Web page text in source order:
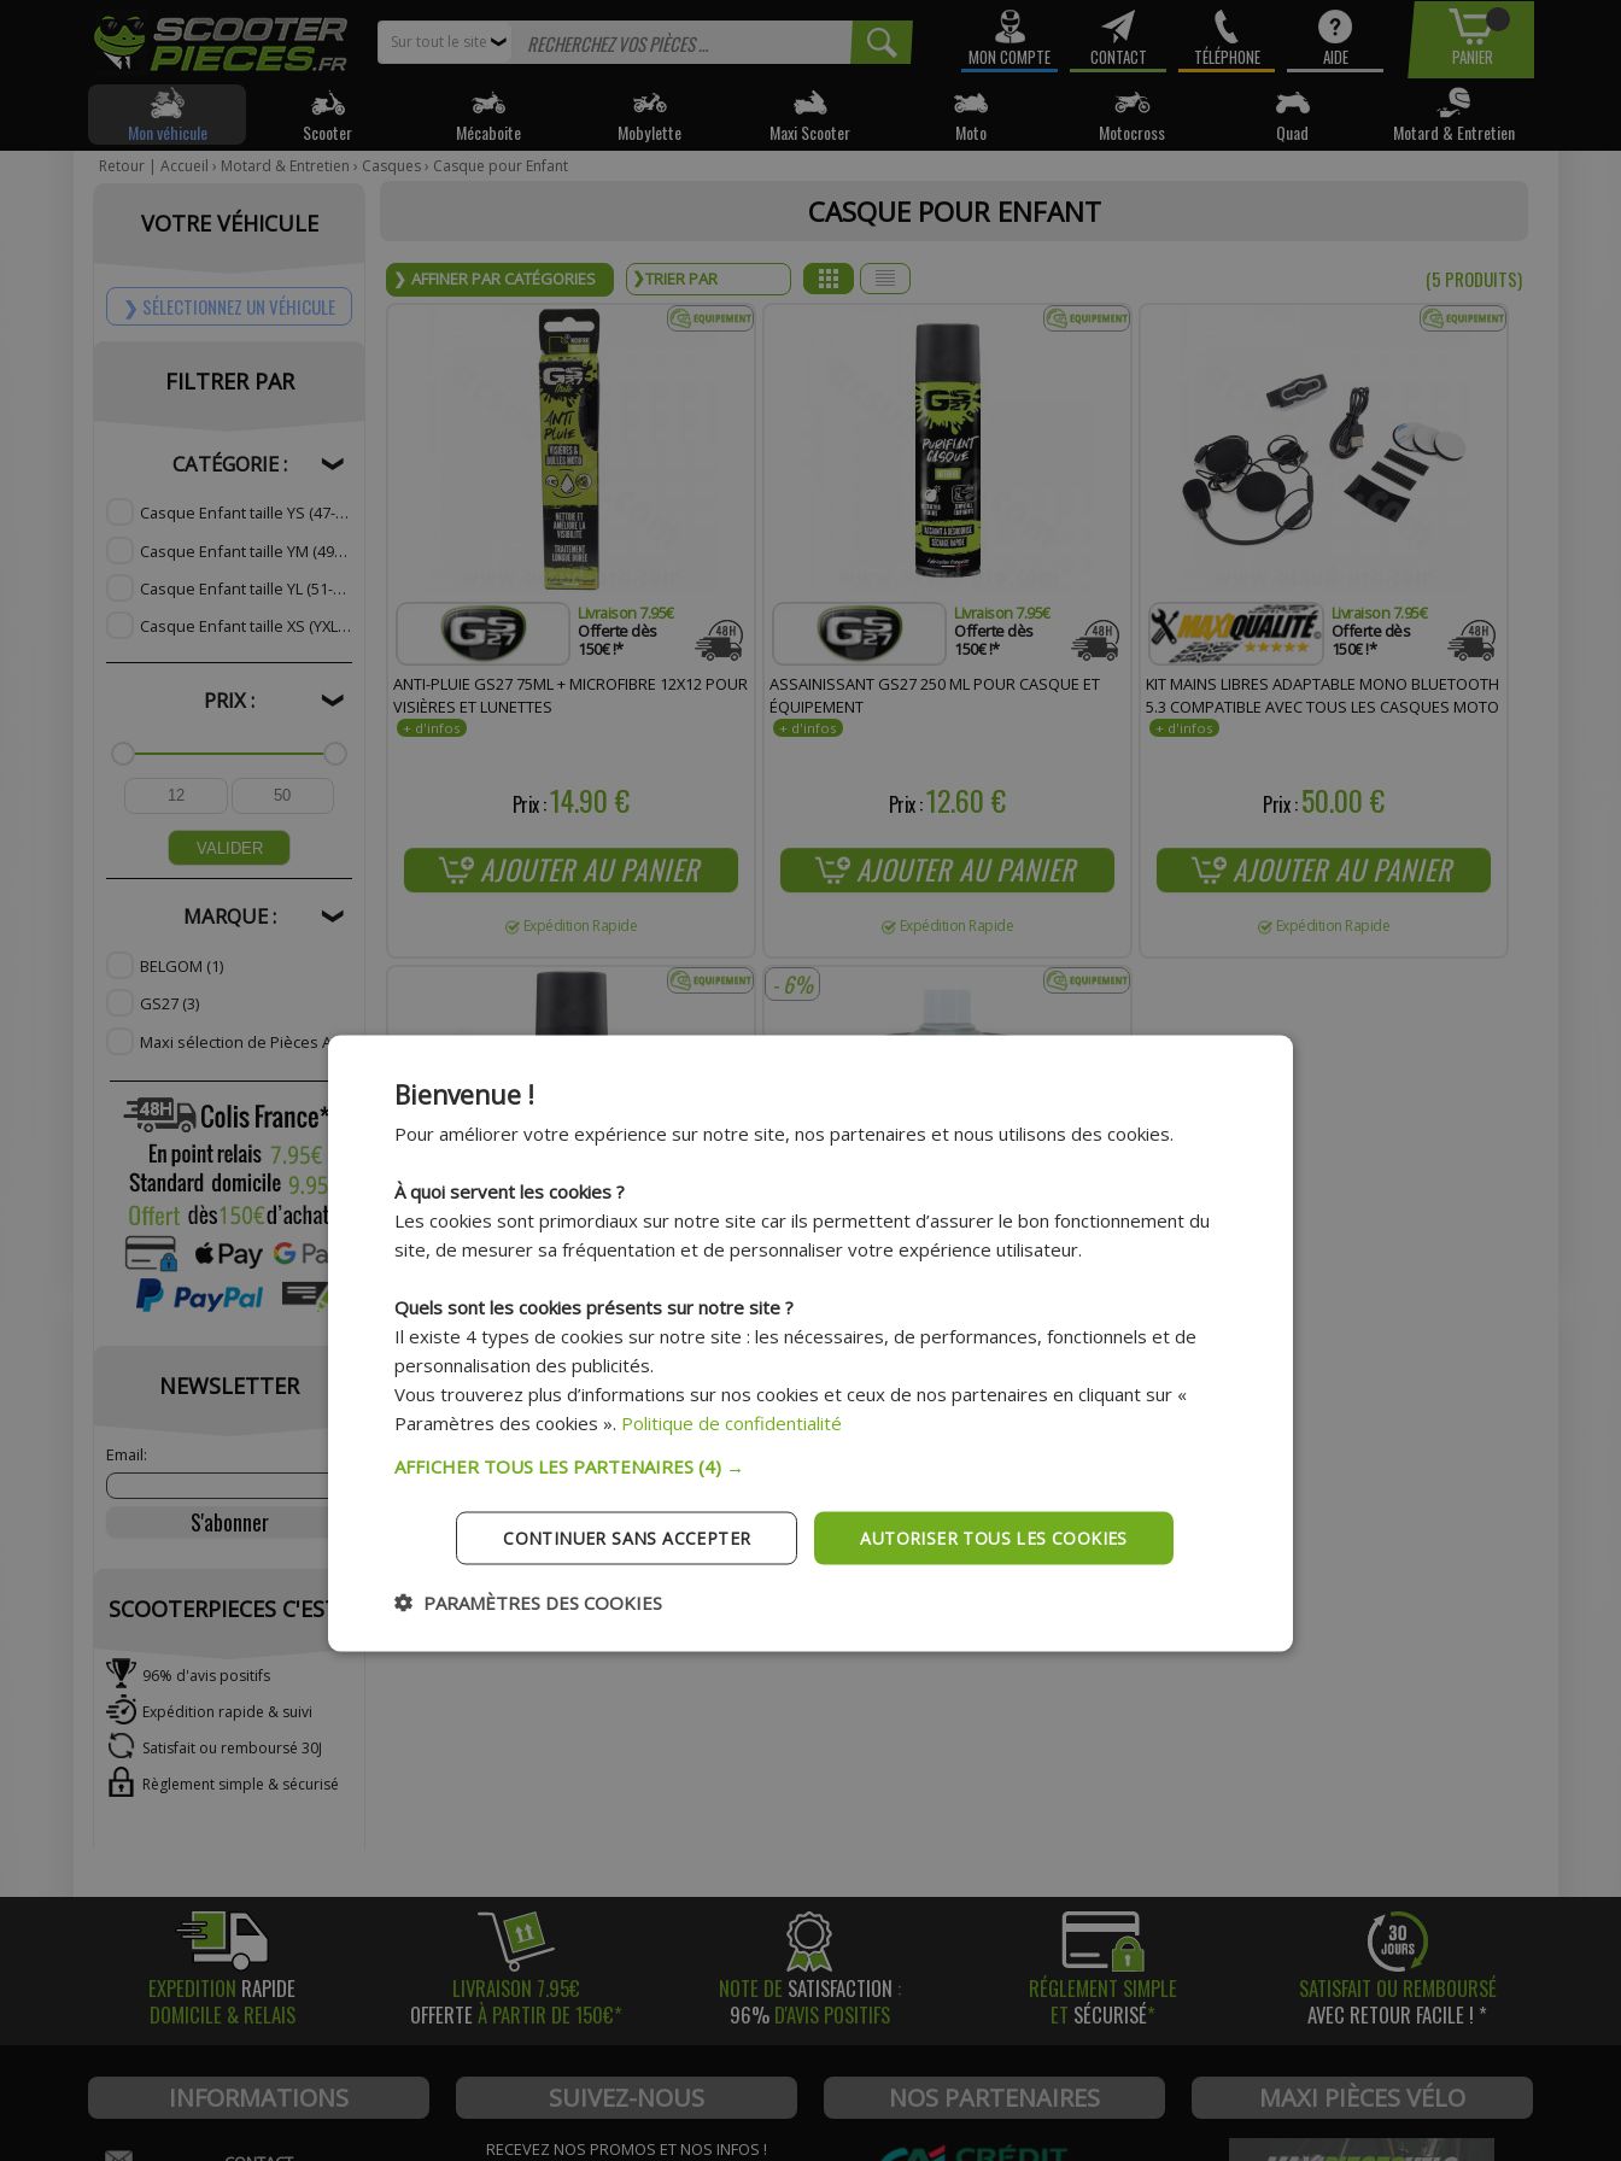
❯
Sur tout le site
MON COMPTE CONTACT TÉLÉPHONE AIDE PANIER
Mon véhicule Scooter Mécaboite Mobylette Maxi Scooter Moto Motocross Quad Motard & Entretien
Retour | Accueil › Motard & Entretien › Casques› Casque pour Enfant
CASQUE POUR ENFANT
AFFINER PAR CATÉGORIES (5 PRODUITS)
Livraison 7.95€
Offerte dès
150€ !*
ANTI-PLUIE GS27 75ML + MICROFIBRE 12X12 POUR
VISIÈRES ET LUNETTES
Prix :14.90 €
AJOUTER AU PANIER
Expédition Rapide
Livraison 7.95€
Offerte dès
150€ !*
ASSAINISSANT GS27 250 ML POUR CASQUE ET
ÉQUIPEMENT
Prix :12.60 €
AJOUTER AU PANIER
Expédition Rapide
Livraison 7.95€
Offerte dès
150€ !*
KIT MAINS LIBRES ADAPTABLE MONO BLUETOOTH
5.3 COMPATIBLE AVEC TOUS LES CASQUES MOTO
Prix :50.00 €
AJOUTER AU PANIER
Expédition Rapide
150€ !*
NETTOYANT GS27 250ML POUR CASQUE ET
VISIÈRE EXTÉRIEUR
Prix :13.10 €
AJOUTER AU PANIER
- 6%
NETTOYANT CUIR ADAPTABLE 250ML
AJOUTER AU PANIER
VOTRE VÉHICULE
SÉLECTIONNEZ UN VÉHICULE
FILTRER PAR
CATÉGORIE : ❯
Casque Enfant taille YS (47-48cm)
Casque Enfant taille YM (49-50cm)
Casque Enfant taille YL (51-52cm)
Casque Enfant taille XS (YXL) (53-54cm)
PRIX : ❯
VALIDER
MARQUE : ❯
BELGOM (1)
GS27 (3)
Maxi sélection de Pièces Adaptables
(1)
NEWSLETTER
Email:
SCOOTERPIECES C'EST :
96% d'avis positifs
Expédition rapide & suivi
Satisfait ou remboursé 30J
Règlement simple & sécurisé
EXPEDITION RAPIDE
DOMICILE & RELAIS
LIVRAISON 7.95€
OFFERTE À PARTIR DE 150€*
NOTE DE SATISFACTION :
96%D'AVIS POSITIFS
RÉGLEMENT SIMPLE
ET SÉCURISÉ*
SATISFAIT OU REMBOURSÉ
AVEC RETOUR FACILE ! *
INFORMATIONS SUIVEZ-NOUS
RECEVEZ NOS PROMOS ET NOS INFOS !
NOS PARTENAIRES MAXI PIÈCES VÉLO
Pour être informé sur la disponibilité du produit, veuillez indiquer votre email.
Votre produit appartient à notre déstockage ? Il ne sera malheureusement pas
* Email :
Téléphone :
Commentaire :
Bienvenue !
Pour améliorer votre expérience sur notre site, nos partenaires et nous utilisons des cookies.
À quoi servent les cookies ?
Les cookies sont primordiaux sur notre site car ils permettent d’assurer le bon fonctionnement du
site, de mesurer sa fréquentation et de personnaliser votre expérience utilisateur.
Quels sont les cookies présents sur notre site ?
Il existe 4 types de cookies sur notre site : les nécessaires, de performances, fonctionnels et de
personnalisation des publicités.
Vous trouverez plus d’informations sur nos cookies et ceux de nos partenaires en cliquant sur «
Paramètres des cookies ». Politique de confidentialité
AFFICHER TOUS LES PARTENAIRES (4) →
AUTORISER TOUS LES COOKIES
CONTINUER SANS ACCEPTER
PARAMÈTRES DES COOKIES